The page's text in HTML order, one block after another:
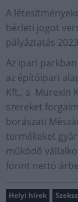
A
bérleti jogot
pályáztatás
Az ipari
az építőipari
Kft., a Murexin
szereket
borászati
termékeket
működő
forint nettó
Helyi hírek